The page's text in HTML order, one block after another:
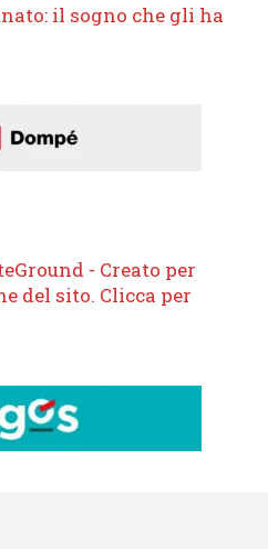
il sogno che gli ha